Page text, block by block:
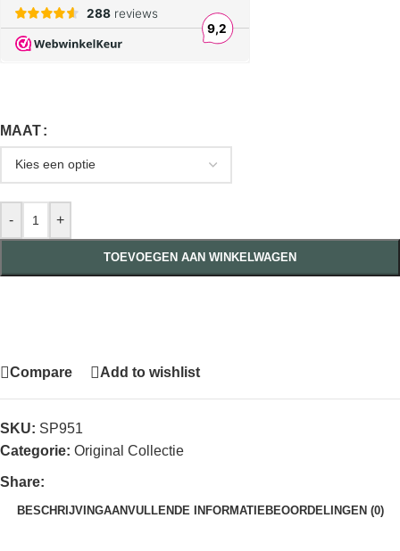
MAAT
- +
TOEVOEGEN AAN WINKELWAGEN
Compare Add to wishlist
SKU: SP951
Categorie: Original Collectie
Share:
BESCHRIJVINGAANVULLENDE INFORMATIEBEOORDELINGEN (0)